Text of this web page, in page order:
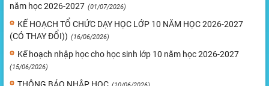
năm học 2026-2027 (01/07/2026)
KẾ HOẠCH TỔ CHỨC DẠY HỌC LỚP 10 NĂM HỌC 2026-2027
(CÓ THAY ĐỔI)) (16/06/2026)
Kế hoạch nhập học cho học sinh lớp 10 năm học 2026-2027
(15/06/2026)